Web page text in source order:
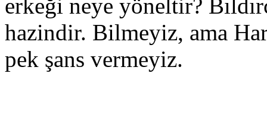
erkeği neye yöneltir?
hazindir. Bilmeyiz, ama
pek şans vermeyiz.